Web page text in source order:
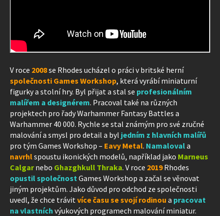
V roce 2008se Rhodes ucházel o práci v britské herní
společnosti Games Workshop, která vyrábí miniaturní
figurky a stolní hry. Byl přijat a stal se profesionálním
malířem a designérem. Pracoval také na různých
projektech pro řady Warhammer Fantasy Battles a
Warhammer 40 000. Rychle se stal známým pro své zručné
malování a smysl pro detail a byl jedním z hlavních malířů
pro tým Games Workshop – Eavy Metal. Namalovala
navrhlspoustu ikonických modelů, například jako Marneus
Calgarnebo Ghazghkull Thraka. V roce 2019Rhodes
opustil společnost Games Workshop a začal se věnovat
jiným projektům. Jako důvod pro odchod ze společnosti
uvedl, že chce trávit více času se svojí rodinou a pracovat
na vlastních výukových programech malování miniatur.